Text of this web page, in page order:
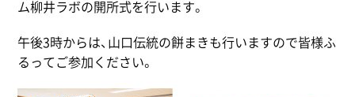
ム柳井ラボの開所式を行います。
午後3時からは、山口伝統の餅まきも行いますので皆様ふ
るってご参加ください。